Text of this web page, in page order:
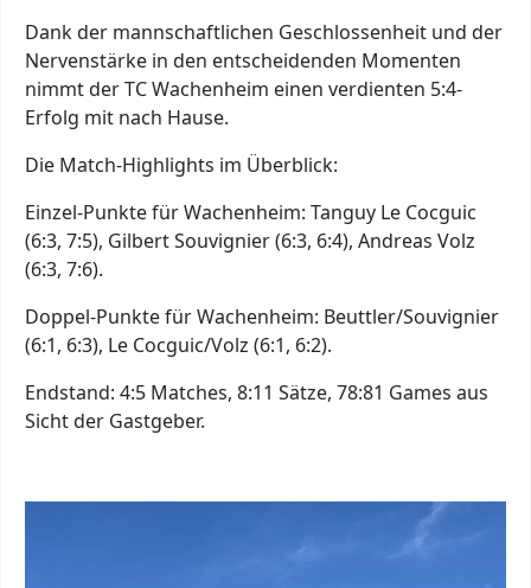
Dank der mannschaftlichen Geschlossenheit und der
Nervenstärke in den entscheidenden Momenten
nimmt der TC Wachenheim einen verdienten 5:4-
Erfolg mit nach Hause.
Die Match-Highlights im Überblick:
Einzel-Punkte für Wachenheim: Tanguy Le Cocguic
(6:3, 7:5), Gilbert Souvignier (6:3, 6:4), Andreas Volz
(6:3, 7:6).
Doppel-Punkte für Wachenheim: Beuttler/Souvignier
(6:1, 6:3), Le Cocguic/Volz (6:1, 6:2).
Endstand: 4:5 Matches, 8:11 Sätze, 78:81 Games aus
Sicht der Gastgeber.